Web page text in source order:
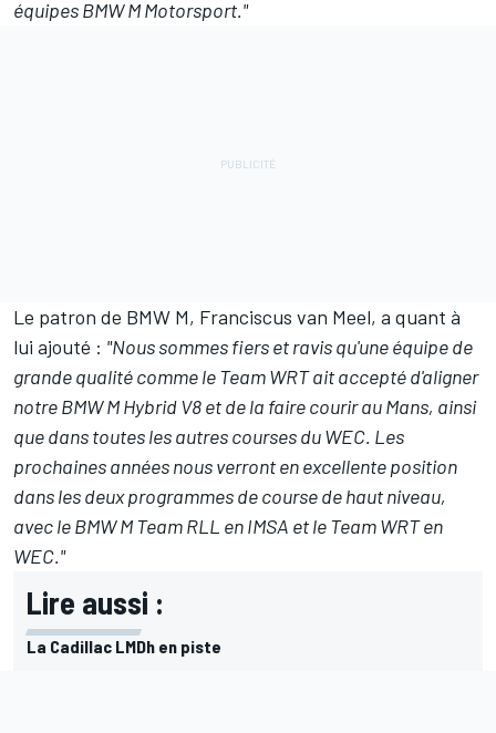
équipes BMW M Motorsport."
Le patron de BMW M, Franciscus van Meel, a quant à
lui ajouté : "Nous sommes fiers et ravis qu'une équipe de
grande qualité comme le Team WRT ait accepté d'aligner
notre BMW M Hybrid V8 et de la faire courir au Mans, ainsi
que dans toutes les autres courses du WEC. Les
prochaines années nous verront en excellente position
dans les deux programmes de course de haut niveau,
avec le BMW M Team RLL en IMSA et le Team WRT en
WEC."
Lire aussi :
La Cadillac LMDh en piste